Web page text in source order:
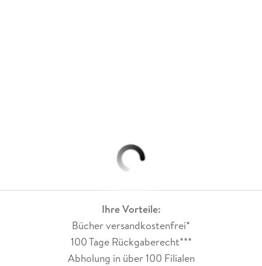
Ihre Vorteile:
Bücher versandkostenfrei*
100 Tage Rückgaberecht***
Abholung in über 100 Filialen